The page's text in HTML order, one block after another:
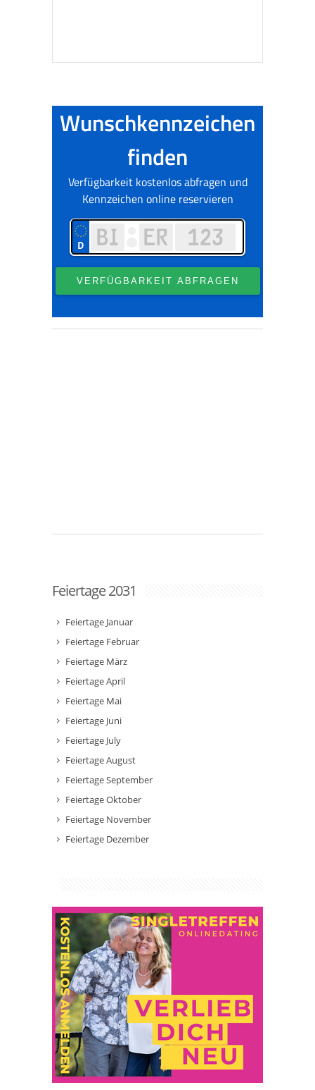
Feiertage 2031
Feiertage Januar
Feiertage Februar
Feiertage März
Feiertage April
Feiertage Mai
Feiertage Juni
Feiertage July
Feiertage August
Feiertage September
Feiertage Oktober
Feiertage November
Feiertage Dezember